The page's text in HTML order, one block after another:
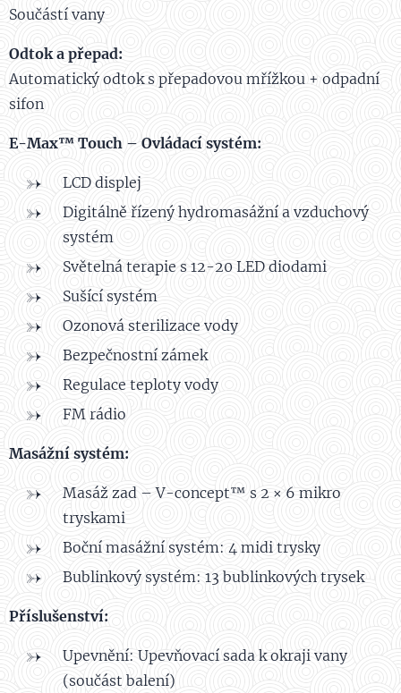
Součástí vany
Odtok a přepad:
Automatický odtok s přepadovou mřížkou + odpadní
sifon
E-Max™ Touch – Ovládací systém:
LCD displej
Digitálně řízený hydromasážní a vzduchový
systém
Světelná terapie s 12-20 LED diodami
Sušící systém
Ozonová sterilizace vody
Bezpečnostní zámek
Regulace teploty vody
FM rádio
Masážní systém:
Masáž zad – V-concept™ s 2 × 6 mikro
tryskami
Boční masážní systém: 4 midi trysky
Bublinkový systém: 13 bublinkových trysek
Příslušenství:
Upevnění: Upevňovací sada k okraji vany
(součást balení)